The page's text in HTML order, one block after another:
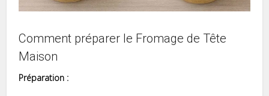
Comment préparer le Fromage de Tête
Maison
Préparation :